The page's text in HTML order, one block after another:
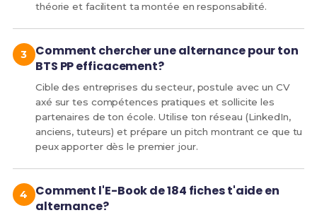
théorie et facilitent ta montée en responsabilité.
Comment chercher une alternance pour ton
BTS PP efficacement?
Cible des entreprises du secteur, postule avec un CV
axé sur tes compétences pratiques et sollicite les
partenaires de ton école. Utilise ton réseau (LinkedIn,
anciens, tuteurs) et prépare un pitch montrant ce que tu
peux apporter dès le premier jour.
Comment l'E-Book de 184 fiches t'aide en
alternance?